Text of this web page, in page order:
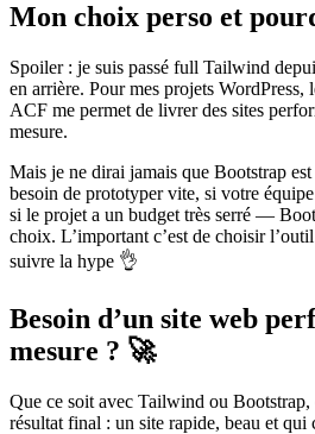
Mon choix perso et
Spoiler : je suis passé full Tailwind
en arrière. Pour mes projets
ACF me permet de livrer des sites
mesure.
Mais je ne dirai jamais que Bootstrap
besoin de prototyper vite, si votre
si le projet a un budget très serré —
choix. L’important c’est de choisir
suivre la hype 👌
Besoin d’un site web
mesure ? 🚀
Que ce soit avec Tailwind ou Bootstrap,
résultat final : un site rapide, beau et